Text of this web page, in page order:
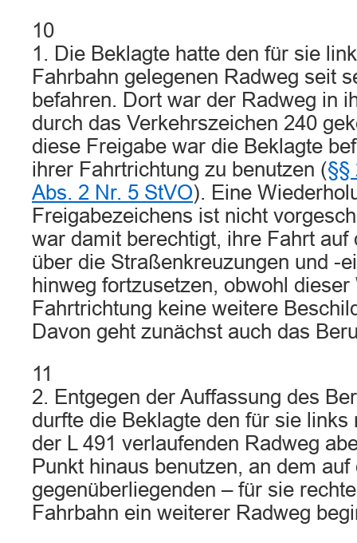
10
1. Die Beklagte hatte den für sie
Fahrbahn gelegenen Radweg seit
befahren. Dort war der Radweg in
durch das Verkehrszeichen 240
diese Freigabe war die Beklagte
ihrer Fahrtrichtung zu benutzen (§§
Abs. 2 Nr. 5 StVO). Eine
Freigabezeichens ist nicht
war damit berechtigt, ihre Fahrt auf
über die Straßenkreuzungen und -
hinweg fortzusetzen, obwohl
Fahrtrichtung keine weitere
Davon geht zunächst auch das
11
2. Entgegen der Auffassung des
durfte die Beklagte den für sie links
der L 491 verlaufenden Radweg
Punkt hinaus benutzen, an dem auf
gegenüberliegenden – für sie
Fahrbahn ein weiterer Radweg